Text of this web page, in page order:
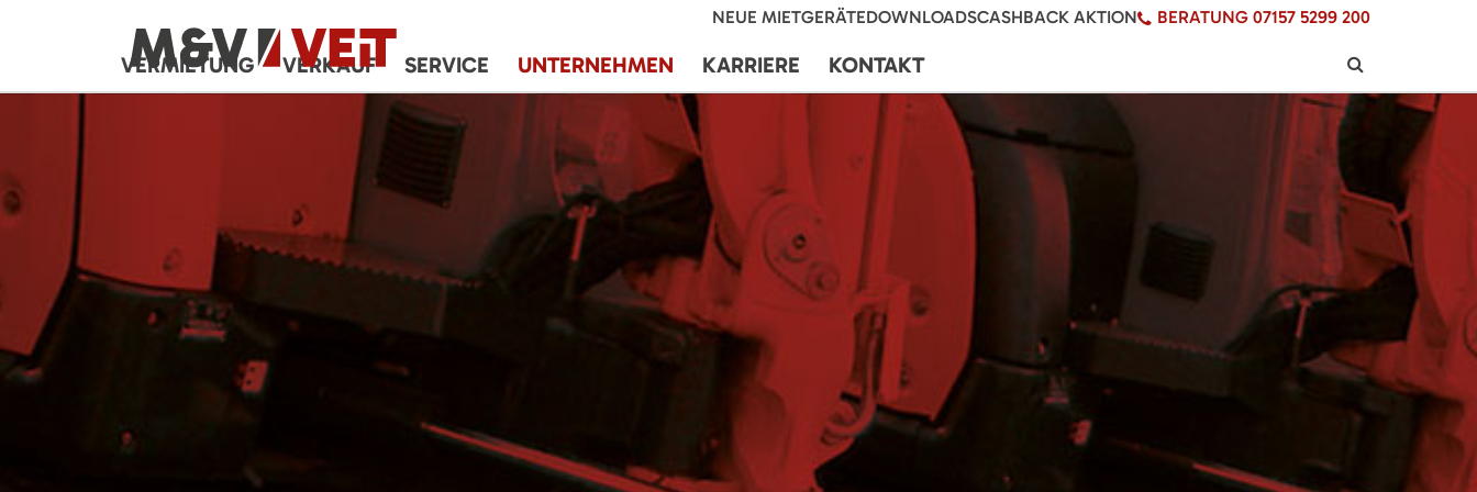
NEUE MIETGERÄTEDOWNLOADSCASHBACK AKTION BERATUNG 07157 5299 200
VERMIETUNG VERKAUF SERVICE UNTERNEHMEN KARRIERE KONTAKT